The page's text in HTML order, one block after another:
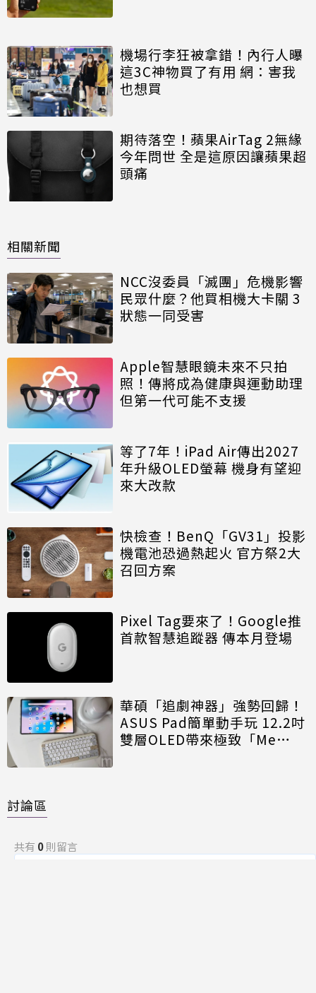
機場行李狂被拿錯！內行人曝
這3C神物買了有用 網：害我
也想買
期待落空！蘋果AirTag 2無緣
今年問世 全是這原因讓蘋果超
頭痛
相關新聞
NCC沒委員「滅團」危機影響
民眾什麼？他買相機大卡關 3
狀態一同受害
Apple智慧眼鏡未來不只拍
照！傳將成為健康與運動助理
但第一代可能不支援
等了7年！iPad Air傳出2027
年升級OLED螢幕 機身有望迎
來大改款
快檢查！BenQ「GV31」投影
機電池恐過熱起火 官方祭2大
召回方案
Pixel Tag要來了！Google推
首款智慧追蹤器 傳本月登場
華碩「追劇神器」強勢回歸！
ASUS Pad簡單動手玩 12.2吋
雙層OLED帶來極致「Me
討論區
共有 0則留言